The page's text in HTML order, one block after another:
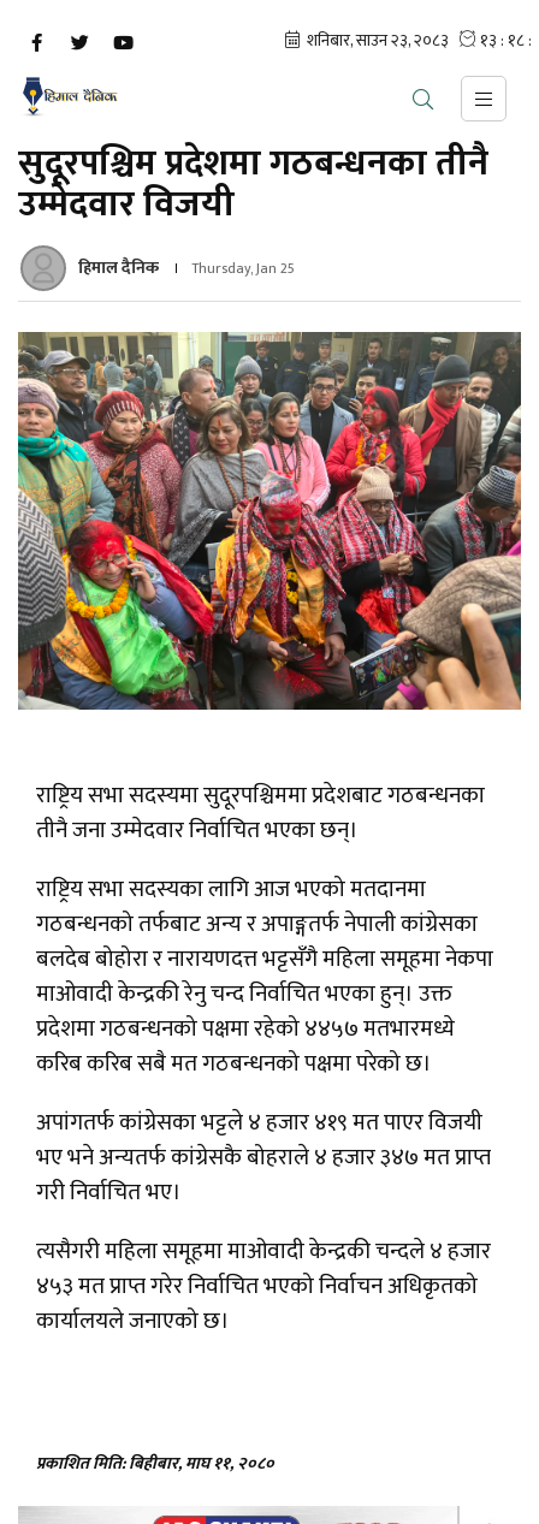
सुदूरपश्चिम प्रदेशमा गठबन्धनका तीनै
उम्मेदवार विजयी
हिमाल दैनिक Thursday, Jan 25
राष्ट्रिय सभा सदस्यमा सुदूरपश्चिममा प्रदेशबाट गठबन्धनका
तीनै जना उम्मेदवार निर्वाचित भएका छन्।
राष्ट्रिय सभा सदस्यका लागि आज भएको मतदानमा
गठबन्धनको तर्फबाट अन्य र अपाङ्गतर्फ नेपाली कांग्रेसका
बलदेब बोहोरा र नारायणदत्त भट्टसँगै महिला समूहमा नेकपा
माओवादी केन्द्रकी रेनु चन्द निर्वाचित भएका हुन्। उक्त
प्रदेशमा गठबन्धनको पक्षमा रहेको ४४५७ मतभारमध्ये
करिब करिब सबै मत गठबन्धनको पक्षमा परेको छ।
अपांगतर्फ कांग्रेसका भट्टले ४ हजार ४१९ मत पाएर विजयी
भए भने अन्यतर्फ कांग्रेसकै बोहराले ४ हजार ३४७ मत प्राप्त
गरी निर्वाचित भए।
त्यसैगरी महिला समूहमा माओवादी केन्द्रकी चन्दले ४ हजार
४५३ मत प्राप्त गरेर निर्वाचित भएको निर्वाचन अधिकृतको
कार्यालयले जनाएको छ।
प्रकाशित मिति: बिहीबार, माघ ११, २०८०